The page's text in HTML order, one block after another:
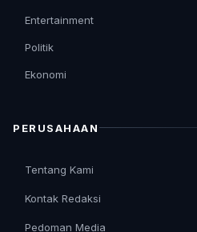
Entertainment
Politik
Ekonomi
PERUSAHAAN
Tentang Kami
Kontak Redaksi
Pedoman Media